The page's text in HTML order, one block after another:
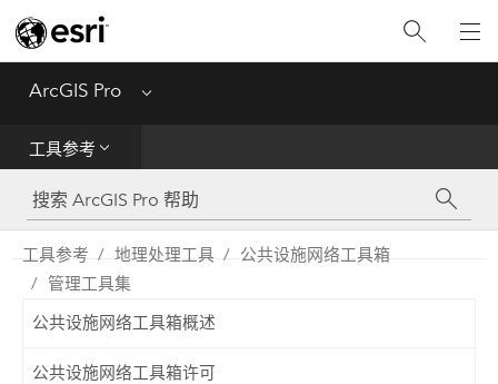
ArcGIS Pro Menu
工具参考
工具参考
Python
SDK
工具参考 地理处理工具
公共设施网络工具箱
管理工具集
公共设施网络工具箱概述
公共设施网络工具箱许可